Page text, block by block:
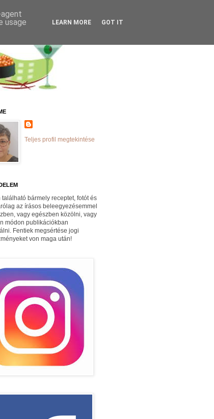
Teljes profil megtekintése
található bármely receptet, fotót és
az írásos beleegyezésemmel
vagy egészben közölni, vagy
módon publikációkban
Fentiek megsértése jogi
von maga után!
usage
LEARN MORE GOT IT